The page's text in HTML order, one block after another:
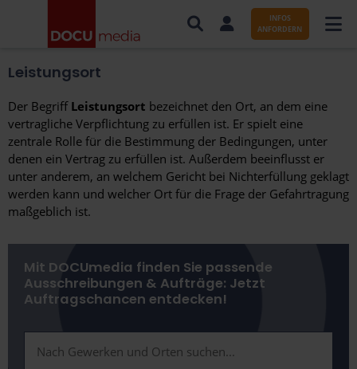
AUFTRÄGE NACH BRANCHE
AUFTRÄGE NACH ORT
SERVICES UND LEISTUNGEN
WISSENSWERTES
KONTAKT
INFOS
ANFORDERN
Leistungsort
Der Begriff Leistungsort bezeichnet den Ort, an dem eine
vertragliche Verpflichtung zu erfüllen ist. Er spielt eine
zentrale Rolle für die Bestimmung der Bedingungen, unter
denen ein Vertrag zu erfüllen ist. Außerdem beeinflusst er
unter anderem, an welchem Gericht bei Nichterfüllung geklagt
werden kann und welcher Ort für die Frage der Gefahrtragung
maßgeblich ist.
Mit DOCUmedia finden Sie passende
Ausschreibungen & Aufträge: Jetzt
Auftragschancen entdecken!